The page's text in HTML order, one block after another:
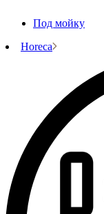
Под мойку
Horeca